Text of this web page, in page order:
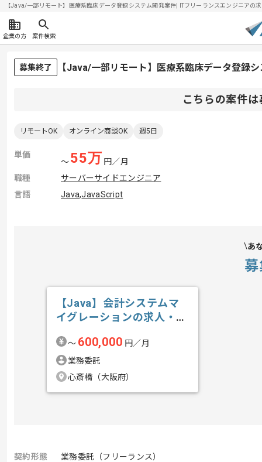
【Java/一部リモート】医療系臨床データ登録システム開発案件| ITフリーランスエンジニア
企業の方 案件検索
募集終了 【Java/一部リモート】医療系臨床データ登録
こちらの案件
リモートOK オンライン商談OK 週5日
単価
〜55万 円／月
職種
サーバーサイドエンジニア
言語
Java,JavaScript
あ
【Java】会計システムマ
イグレーションの求人・案
〜 600,000 円／月
業務委託
心斎橋（大阪府）
契約形態
業務委託（フリーランス）